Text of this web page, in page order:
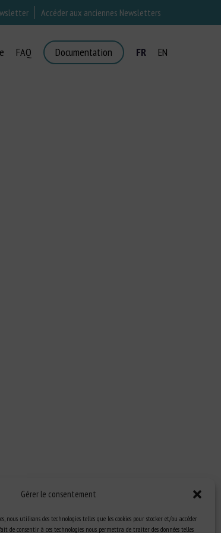
Gérer le consentement
nous utilisons des technologies telles que les cookies pour stocker et/ou accéder
de consentir à ces technologies nous permettra de traiter des données telles
Accéder aux anciennes Newsletters
FAQ Documentation FR EN